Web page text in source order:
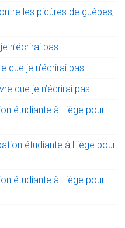
les piqûres de guêpes,
n’écrirai pas
que je n’écrirai pas
que je n’écrirai pas
étudiante à Liège pour
étudiante à Liège pour
étudiante à Liège pour